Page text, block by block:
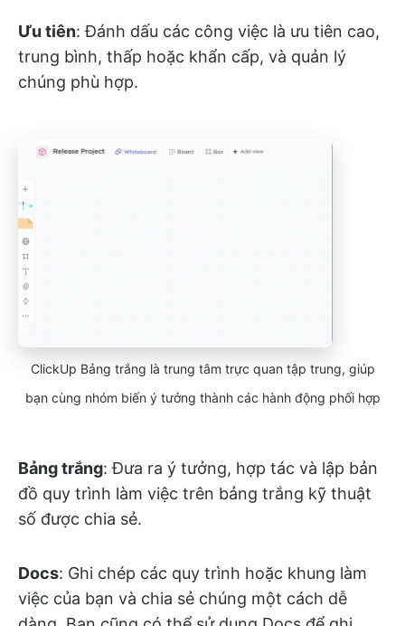
Ưu tiên: Đánh dấu các công việc là ưu tiên cao,
trung bình, thấp hoặc khẩn cấp, và quản lý
chúng phù hợp.
ClickUp Bảng trắng là trung tâm trực quan tập trung, giúp
bạn cùng nhóm biến ý tưởng thành các hành động phối hợp
Bảng trắng: Đưa ra ý tưởng, hợp tác và lập bản
đồ quy trình làm việc trên bảng trắng kỹ thuật
số được chia sẻ.
Docs: Ghi chép các quy trình hoặc khung làm
việc của bạn và chia sẻ chúng một cách dễ